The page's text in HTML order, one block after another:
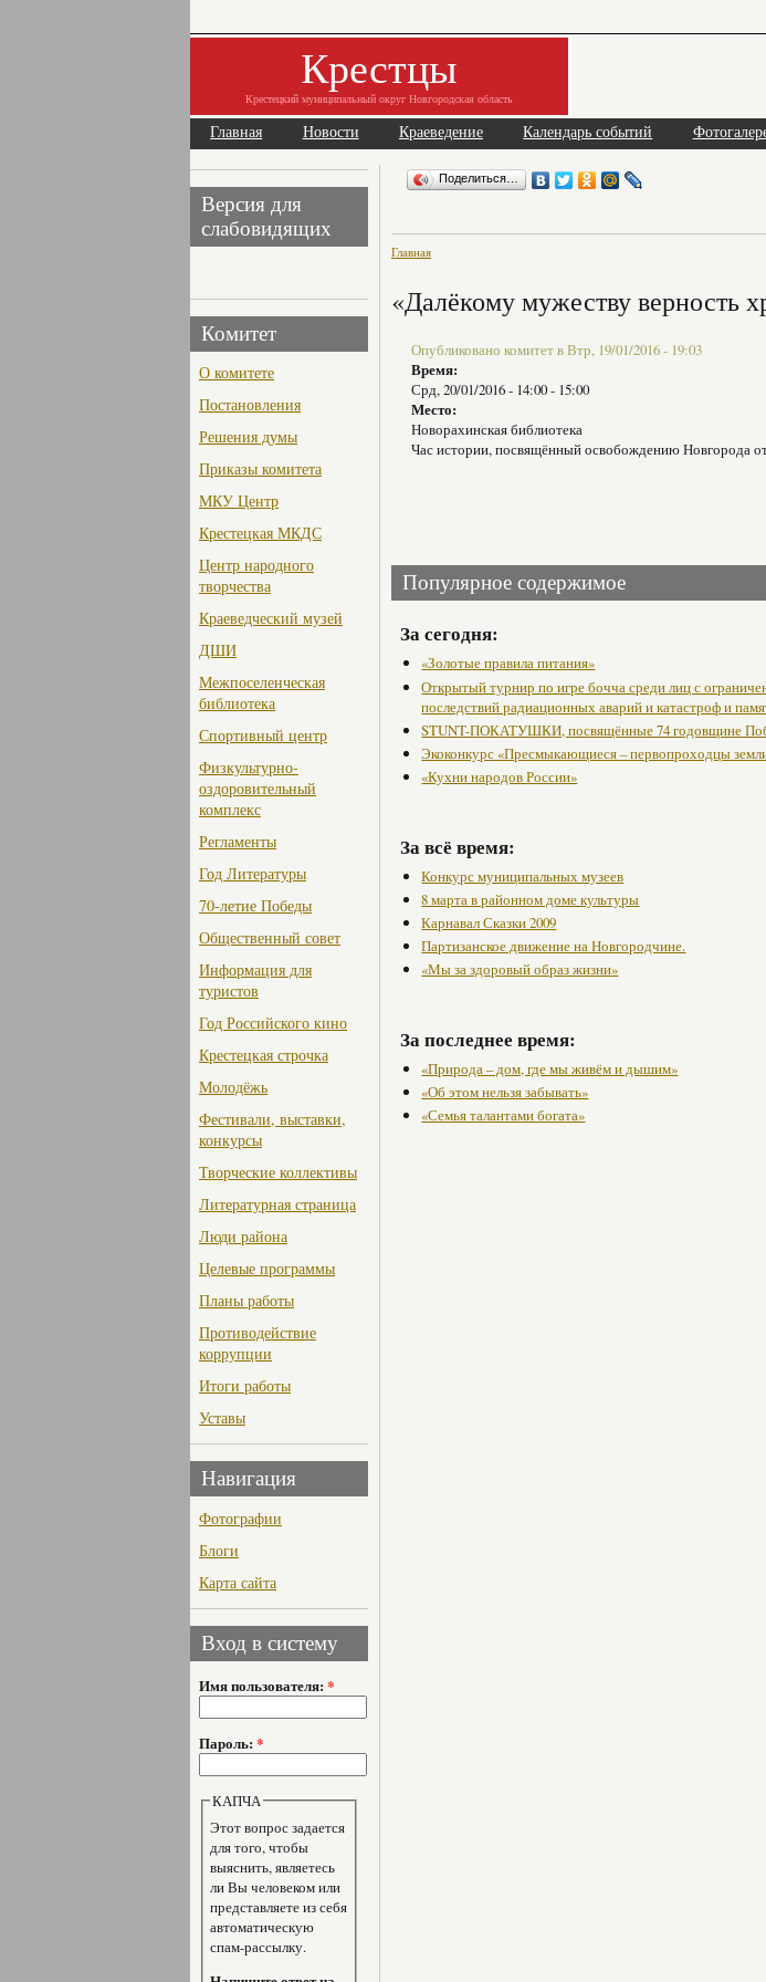
Крестцы
Крестецкий муниципальный округ Новгородская область
Главная Новости Краеведение Календарь событий
Версия для
слабовидящих
Комитет
О комитете
Постановления
Решения думы
Приказы комитета
МКУ Центр
Крестецкая МКДС
Центр народного
творчества
Краеведческий музей
ДШИ
Межпоселенческая
библиотека
Спортивный центр
Физкультурно-
оздоровительный
комплекс
Регламенты
Год Литературы
70-летие Победы
Общественный совет
Информация для
туристов
Год Российского кино
Крестецкая строчка
Молодёжь
Фестивали, выставки,
конкурсы
Творческие коллективы
Литературная страница
Люди района
Целевые программы
Планы работы
Противодействие
коррупции
Итоги работы
Уставы
Навигация
Фотографии
Блоги
Карта сайта
Вход в систему
Имя пользователя: *
Пароль: *
КАПЧА
Этот вопрос задается
для того, чтобы
выяснить, являетесь
ли Вы человеком или
представляете из себя
автоматическую
спам-рассылку.
Поделиться…
Главная
«Далёкому мужеству верность
Опубликовано комитет в Втр, 19/01/2016 - 19:03
Время:
Срд, 20/01/2016 - 14:00- 15:00
Место:
Новорахинская библиотека
Час истории, посвящённый освобождению Новгорода
Популярное содержимое
За сегодня:
«Золотые правила питания»
Открытый турнир по игре бочча среди лиц с
последствий радиационных аварий и катастроф и
STUNT-ПОКАТУШКИ, посвящённые 74 годовщине
Экоконкурс «Пресмыкающиеся – первопроходцы
«Кухни народов России»
За всё время:
Конкурс муниципальных музеев
8 марта в районном доме культуры
Карнавал Сказки 2009
Партизанское движение на Новгородчине.
«Мы за здоровый образ жизни»
За последнее время:
«Природа – дом, где мы живём и дышим»
«Об этом нельзя забывать»
«Семья талантами богата»